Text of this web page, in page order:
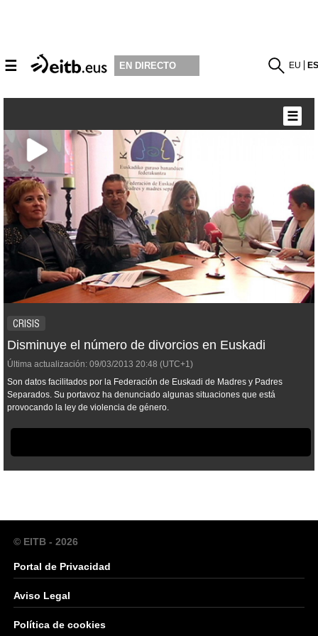
☰ EN DIRECTO EU
CRISIS
Disminuye el número de divorcios en Euskadi
Última actualización: 09/03/2013 20:48 (UTC+1)
Son datos facilitados por la Federación de Euskadi de Madres y Padres
Separados. Su portavoz ha denunciado algunas situaciones que está
provocando la ley de violencia de género.
☰
© EITB - 2026
Portal de Privacidad
Aviso Legal
Política de cookies